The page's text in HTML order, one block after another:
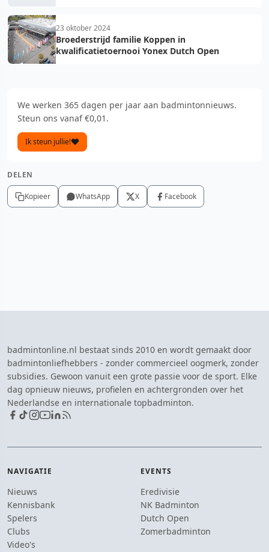
23 oktober 2024
Broederstrijd familie Koppen in
kwalificatietoernooi Yonex Dutch Open
We werken 365 dagen per jaar aan badmintonnieuws.
Steun ons vanaf €0,01.
Ik steun jullie!
DELEN
Kopieer WhatsApp X Facebook
badmintonline.nl bestaat sinds 2010 en wordt gemaakt door
badmintonliefhebbers - zonder commercieel oogmerk, zonder
subsidies. Gewoon vanuit een grote passie voor de sport. Elke
dag opnieuw nieuws, profielen en achtergronden over het
Nederlandse en internationale topbadminton.
NAVIGATIE
Nieuws
Kennisbank
Spelers
Clubs
Video's
EVENTS
Eredivisie
NK Badminton
Dutch Open
Zomerbadminton